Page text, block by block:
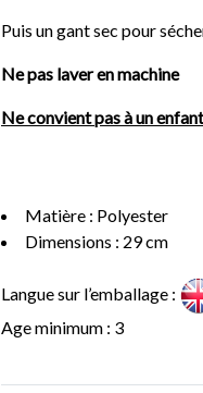
Puis un gant sec pour
Ne pas laver en machine
Ne convient pas à un
Matière : Polyester
Dimensions : 29 cm
Langue sur l’emballage :
Age minimum : 3